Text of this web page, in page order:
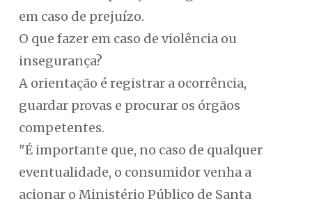
em caso de prejuízo.
O que fazer em caso de violência ou
insegurança?
A orientação é registrar a ocorrência,
guardar provas e procurar os órgãos
competentes.
"É importante que, no caso de qualquer
eventualidade, o consumidor venha a
acionar o Ministério Público de Santa